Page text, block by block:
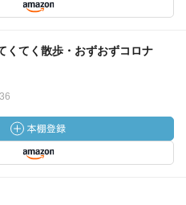
くてく散歩・おずおずコロナ
36